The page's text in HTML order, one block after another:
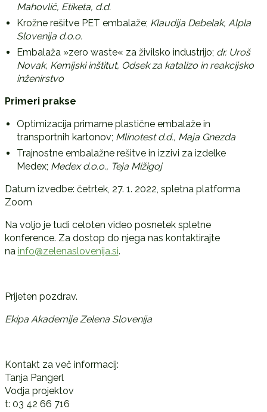
Mahovlič, Etiketa, d.d.
Krožne rešitve PET embalaže; Klaudija Debelak, Alpla
Slovenija d.o.o.
Embalaža »zero waste« za živilsko industrijo; dr. Uroš
Novak, Kemijski inštitut, Odsek za katalizo in reakcijsko
inženirstvo
Primeri prakse
Optimizacija primarne plastične embalaže in
transportnih kartonov; Mlinotest d.d., Maja Gnezda
Trajnostne embalažne rešitve in izzivi za izdelke
Medex; Medex d.o.o., Teja Mižigoj
Datum izvedbe: četrtek, 27. 1. 2022, spletna platforma
Zoom
Na voljo je tudi celoten video posnetek spletne
konference. Za dostop do njega nas kontaktirajte
na info@zelenaslovenija.si.
Prijeten pozdrav.
Ekipa Akademije Zelena Slovenija
Kontakt za več informacij:
Tanja Pangerl
Vodja projektov
t: 03 42 66 716